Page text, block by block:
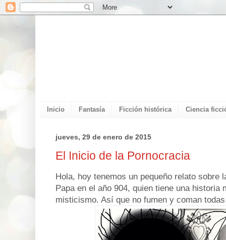
Inicio Fantasía Ficción histórica Ciencia
jueves, 29 de enero de 2015
El Inicio de la Pornocracia
Hola, hoy tenemos un pequeño relato sobre
Papa en el año 904, quien tiene una historia
misticismo. Así que no fumen y coman